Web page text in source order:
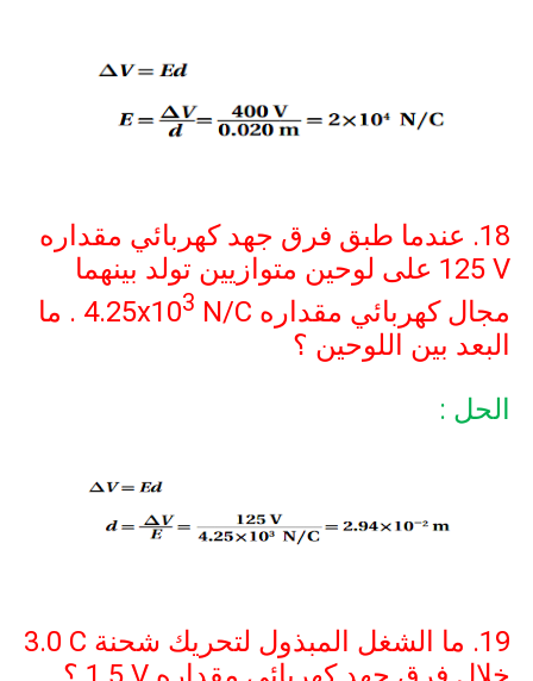
18. عندما طبق فرق جهد كهربائي مقداره
125 V على لوحين متوازيين تولد بينهما
مجال كهربائي مقداره
4.25x103 N/C
. ما
البعد بين اللوحين ؟
الحل :
19. ما الشغل المبذول لتحريك شحنة
3.0 C